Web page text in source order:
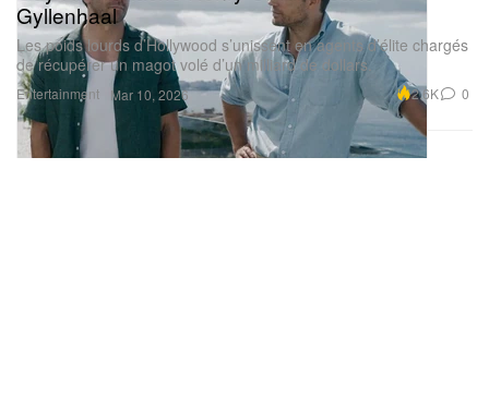
Entertainment
Gyllenhaal
Les poids lourds d’Hollywood s’unissent en agents d’élite chargés
de récupérer un magot volé d’un milliard de dollars.
Mar 10, 2026 2.6K 0